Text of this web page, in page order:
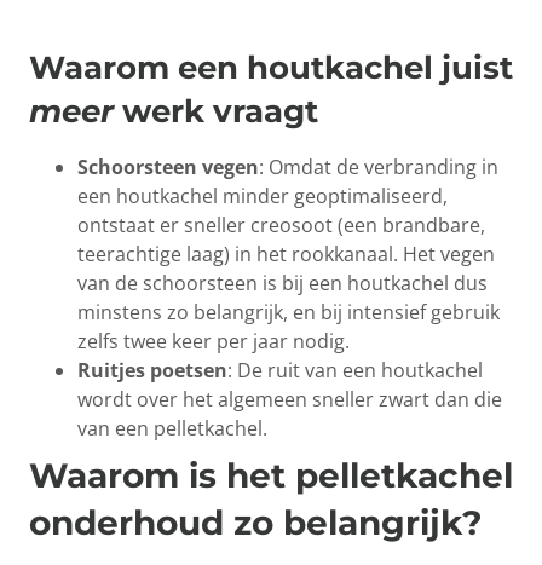
Waarom een houtkachel juist
meerwerk vraagt
Schoorsteen vegen: Omdat de verbranding in
een houtkachel minder geoptimaliseerd,
ontstaat er sneller creosoot (een brandbare,
teerachtige laag) in het rookkanaal. Het vegen
van de schoorsteen is bij een houtkachel dus
minstens zo belangrijk, en bij intensief gebruik
zelfs twee keer per jaar nodig.
Ruitjes poetsen: De ruit van een houtkachel
wordt over het algemeen sneller zwart dan die
van een pelletkachel.
Waarom is het pelletkachel
onderhoud zo belangrijk?